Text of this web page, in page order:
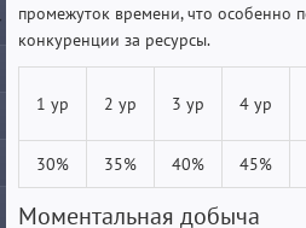
промежуток времени, что особенно
конкуренции за ресурсы.
1 ур 2 ур 3 ур 4 ур
30% 35% 40% 45%
Моментальная добыча